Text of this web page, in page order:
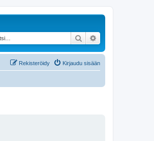
Etsi
Kirjaudu sisään
Rekisteröidy